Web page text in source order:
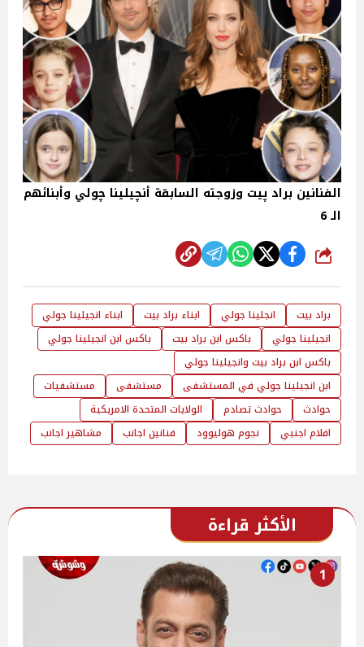
الفنانين براد پيت وزوجته السابقة أنچيلينا چولي وأبنائهم
الـ 6
شارك
براد بيت انجلينا جولي ابناء براد بيت
ابناء انجيلينا جولي
انجيلينا جولي
باكس ابن براد بيت
باكس ابن انجيلينا جولي
باكس ابن براد بيت وانجيلينا جولي
ابن انجيلينا جولي في المستشفى
مستشفى
مستشفيات
حوادث
حوادث تصادم
الولايات المتحدة الامريكية
افلام اجنبي
نجوم هوليوود فنانين اجانب مشاهير اجانب
الأكثر قراءة
1